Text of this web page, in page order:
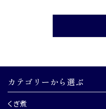
カテゴリーから選ぶ
くぎ煮